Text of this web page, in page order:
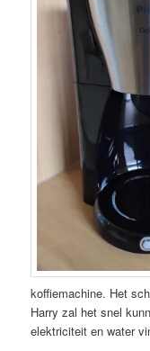
koffiemachine. Het
Harry zal het snel
elektriciteit en water